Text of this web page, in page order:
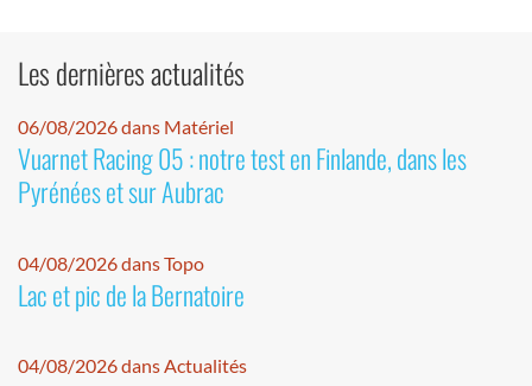
Les dernières actualités
06/08/2026 dans Matériel
Vuarnet Racing 05 : notre test en Finlande, dans les
Pyrénées et sur Aubrac
04/08/2026 dans Topo
Lac et pic de la Bernatoire
04/08/2026 dans Actualités